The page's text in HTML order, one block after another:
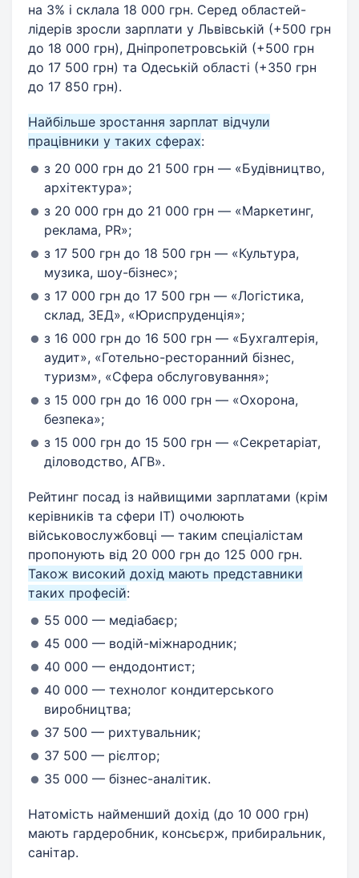
на 3% і склала 18 000 грн. Серед областей-
лідерів зросли зарплати у Львівській (+500 грн
до 18 000 грн), Дніпропетровській (+500 грн
до 17 500 грн) та Одеській області (+350 грн
до 17 850 грн).
Найбільше зростання зарплат відчули
працівники у таких сферах:
з 20 000 грн до 21 500 грн — «Будівництво,
архітектура»;
з 20 000 грн до 21 000 грн — «Маркетинг,
реклама, PR»;
з 17 500 грн до 18 500 грн — «Культура,
музика, шоу-бізнес»;
з 17 000 грн до 17 500 грн — «Логістика,
склад, ЗЕД», «Юриспруденція»;
з 16 000 грн до 16 500 грн — «Бухгалтерія,
аудит», «Готельно-ресторанний бізнес,
туризм», «Сфера обслуговування»;
з 15 000 грн до 16 000 грн — «Охорона,
безпека»;
з 15 000 грн до 15 500 грн — «Секретаріат,
діловодство, АГВ».
Рейтинг посад із найвищими зарплатами (крім
керівників та сфери ІТ) очолюють
військовослужбовці — таким спеціалістам
пропонують від 20 000 грн до 125 000 грн.
Також високий дохід мають представники
таких професій:
55 000 — медіабаєр;
45 000 — водій-міжнародник;
40 000 — ендодонтист;
40 000 — технолог кондитерського
виробництва;
37 500 — рихтувальник;
37 500 — рієлтор;
35 000 — бізнес-аналітик.
Натомість найменший дохід (до 10 000 грн)
мають гардеробник, консьєрж, прибиральник,
санітар.